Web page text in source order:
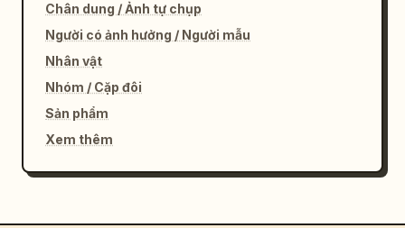
Chân dung / Ảnh tự chụp
Người có ảnh hưởng / Người mẫu
Nhân vật
Nhóm / Cặp đôi
Sản phẩm
Xem thêm